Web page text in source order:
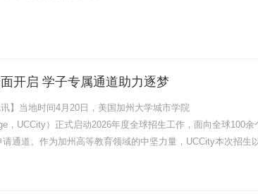
开启 学子专属通道助力逐梦
】当地时间4月20日，美国加州大学城市学院
，UCCity）正式启动2026年度全球招生工作，面向全球100余
通道。作为加州高等教育领域的中坚力量，UCCity本次招生